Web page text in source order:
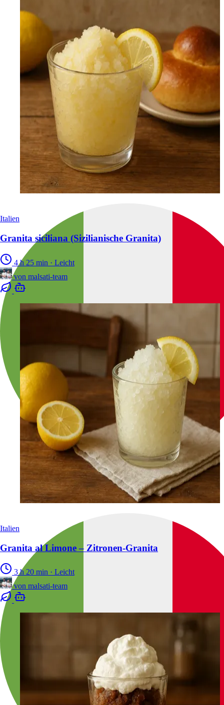
Italien
Granita siciliana (Sizilianische Granita)
4 h 25 min · Leicht
von malsati-team
Italien
Granita al Limone – Zitronen-Granita
3 h 20 min · Leicht
von malsati-team